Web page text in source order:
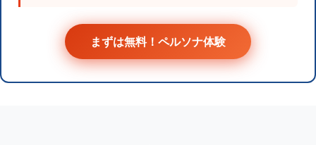
まずは無料！ペルソナ体験